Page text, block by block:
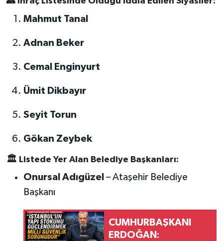
Mahmut Tanal
Adnan Beker
Cemal Enginyurt
Ümit Dikbayır
Seyit Torun
Gökan Zeybek
🏛️ Listede Yer Alan Belediye Başkanları:
Onursal Adıgüzel – Ataşehir Belediye
Başkanı
CUMHURBAŞKANI
ERDOĞAN: